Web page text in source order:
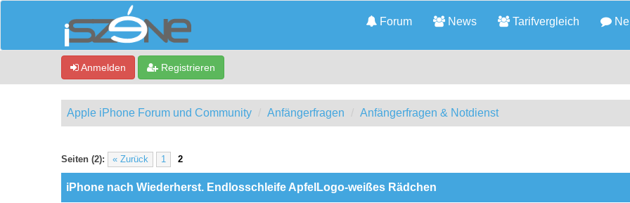
Forum News Tarifvergleich
Anmelden Registrieren
Apple iPhone Forum und Community Anfängerfragen Anfängerfragen & Notdienst
Seiten (2): « Zurück 1 2
0 Bewertung(en) - 0 im Durchschnitt
1
2
3
4
5
iPhone nach Wiederherst. Endlosschleife ApfelLogo-weißes Rädchen